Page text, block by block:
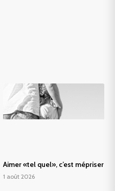
Aimer «tel quel», c’est mépriser
1 août 2026